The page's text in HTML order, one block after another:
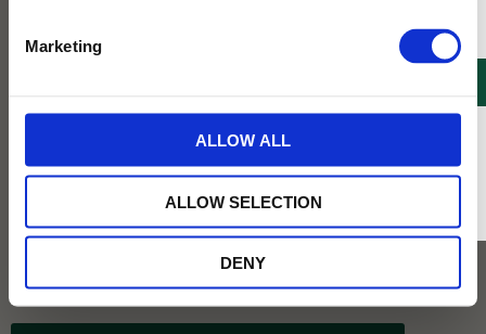
Marketing
ALLOW ALL
ALLOW SELECTION
DENY
Köp 3 för 120 kr
49
* Rabatten gäller endast online på Tehusetjava.se. Rabatten fungerar endast på